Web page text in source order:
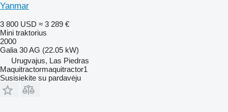
Yanmar
3 800 USD ≈ 3 289 €
Mini traktorius
2000
Galia 30 AG (22.05 kW)
Urugvajus, Las Piedras
Maquitractormaquitractor1
Susisiekite su pardavėju